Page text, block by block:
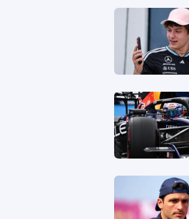
Twitter